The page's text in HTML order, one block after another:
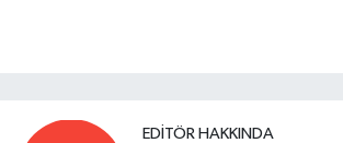
EDITÖR HAKKINDA